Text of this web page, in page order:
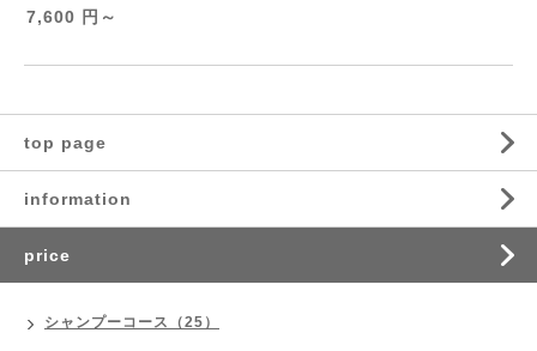
7,600 円～
top page
information
price
シャンプーコース（25）